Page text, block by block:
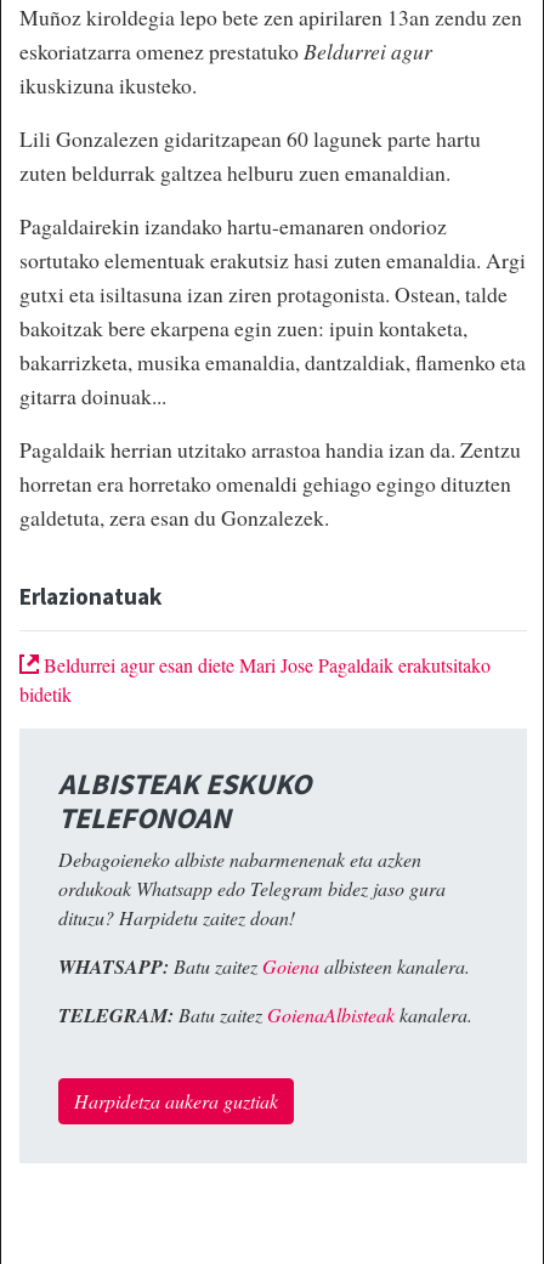
Muñoz kiroldegia lepo bete zen apirilaren 13an zendu zen
eskoriatzarra omenez prestatukoBeldurrei agur
ikuskizuna ikusteko.
Lili Gonzalezen gidaritzapean 60 lagunek parte hartu
zuten beldurrak galtzea helburu zuen emanaldian.
Pagaldairekin izandako hartu-emanaren ondorioz
sortutako elementuak erakutsiz hasi zuten emanaldia. Argi
gutxi eta isiltasuna izan ziren protagonista. Ostean, talde
bakoitzak bere ekarpena egin zuen: ipuin kontaketa,
bakarrizketa, musika emanaldia, dantzaldiak, flamenko eta
gitarra doinuak...
Pagaldaik herrian utzitako arrastoa handia izan da. Zentzu
horretan era horretako omenaldi gehiago egingo dituzten
galdetuta, zera esan du Gonzalezek.
Erlazionatuak
Beldurrei agur esan diete Mari Jose Pagaldaik erakutsitako
bidetik
ALBISTEAK ESKUKO
TELEFONOAN
Debagoieneko albiste nabarmenenak eta azken
ordukoak Whatsapp edo Telegram bidez jaso gura
dituzu? Harpidetu zaitez doan!
WHATSAPP: Batu zaitezGoienaalbisteen kanalera.
TELEGRAM: Batu zaitezGoienaAlbisteakkanalera.
Harpidetza aukera guztiak